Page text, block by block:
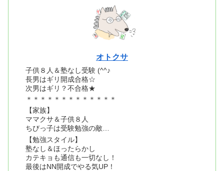
オトクサ
子供８人＆塾なし受験 (^^♪
長男はギリ開成合格☆
次男はギリ？不合格★
＊＊＊＊＊＊＊＊＊＊＊＊＊
【家族】
ママクサ＆子供８人
ちびっ子は受験勉強の敵…
【勉強スタイル】
塾なし＆ほったらかし
カテキョも通信も一切なし！
最後はNN開成でやる気UP！